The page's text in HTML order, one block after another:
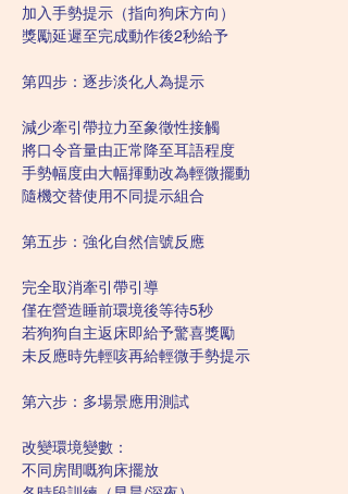
加入手勢提示（指向狗床方向）
獎勵延遲至完成動作後2秒給予
第四步：逐步淡化人為提示
減少牽引帶拉力至象徵性接觸
將口令音量由正常降至耳語程度
手勢幅度由大幅揮動改為輕微擺動
隨機交替使用不同提示組合
第五步：強化自然信號反應
完全取消牽引帶引導
僅在營造睡前環境後等待5秒
若狗狗自主返床即給予驚喜獎勵
未反應時先輕咳再給輕微手勢提示
第六步：多場景應用測試
改變環境變數：
不同房間嘅狗床擺放